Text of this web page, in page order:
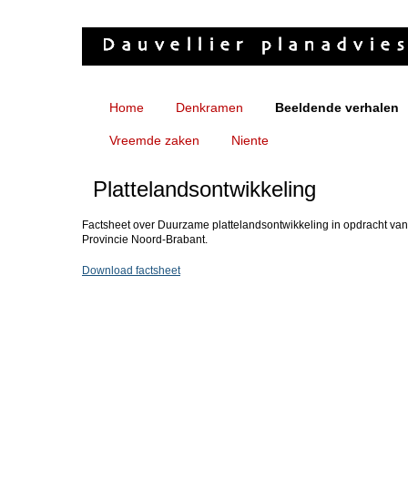
Home Denkramen Beeldende verhalen
Vreemde zaken Niente
Plattelandsontwikkeling
Factsheet over Duurzame plattelandsontwikkeling in opdracht
Provincie Noord-Brabant.
Download factsheet